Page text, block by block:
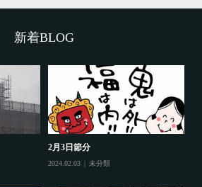
新着BLOG
2月3日節分
2024.02.03 未分類